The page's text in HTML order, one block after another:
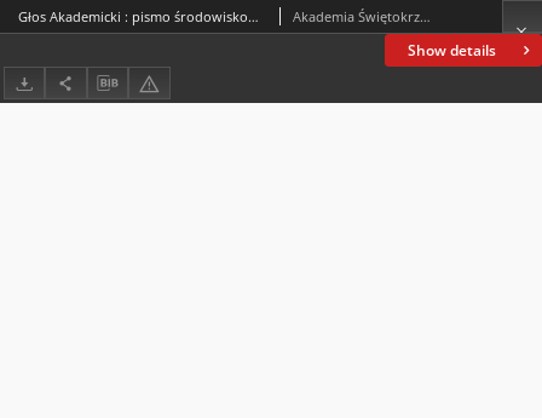
Show details
Głos Akademicki : pismo środowiskowe Akademii Świętokrzyskiej im. Jana Kochanowskiego w Kielcach. 2003, R. X, nr 8 (39) : listopad-grudzień 2003 Akademia Świętokrzyska im. Jana Kochanowskiego (Kielce)